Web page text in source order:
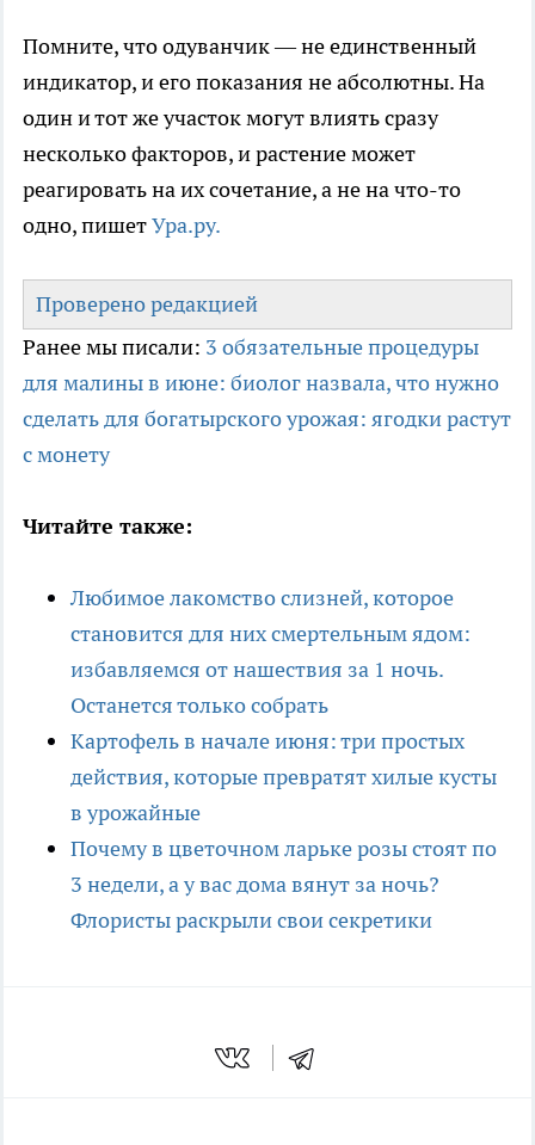
Помните, что одуванчик — не единственный
индикатор, и его показания не абсолютны. На
один и тот же участок могут влиять сразу
несколько факторов, и растение может
реагировать на их сочетание, а не на что-то
одно, пишетУра.ру.
Проверено редакцией
Ранее мы писали: 3 обязательные процедуры
для малины в июне: биолог назвала, что нужно
сделать для богатырского урожая: ягодки растут
с монету
Читайте также:
Любимое лакомство слизней, которое
становится для них смертельным ядом:
избавляемся от нашествия за 1 ночь.
Останется только собрать
Картофель в начале июня: три простых
действия, которые превратят хилые кусты
в урожайные
Почему в цветочном ларьке розы стоят по
3 недели, а у вас дома вянут за ночь?
Флористы раскрыли свои секретики